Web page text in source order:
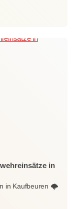
in
in Kaufbeuren 🌩️